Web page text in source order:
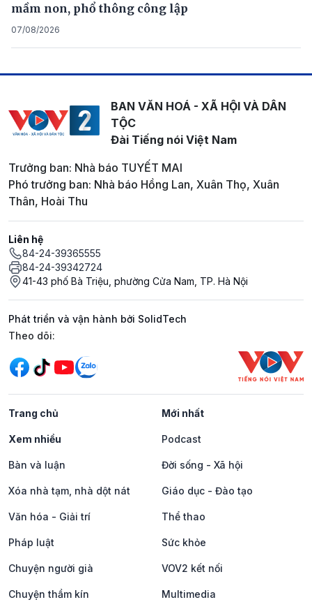
mầm non, phổ thông công lập
07/08/2026
BAN VĂN HOÁ - XÃ HỘI VÀ DÂN
TỘC
Đài Tiếng nói Việt Nam
Trưởng ban: Nhà báo TUYẾT MAI
Phó trưởng ban: Nhà báo Hồng Lan, Xuân Thọ, Xuân
Thân, Hoài Thu
Liên hệ
84-24-39365555
84-24-39342724
41-43 phố Bà Triệu, phường Cửa Nam, TP. Hà Nội
Phát triển và vận hành bởi SolidTech
Mạng xã hội
Theo dõi:
Trang chủ Mới nhất
Xem nhiều Podcast
Bàn và luận Đời sống - Xã hội
Xóa nhà tạm, nhà dột nát Giáo dục - Đào tạo
Văn hóa - Giải trí Thể thao
Pháp luật Sức khỏe
Chuyện người già VOV2 kết nối
Chuyện thầm kín Multimedia